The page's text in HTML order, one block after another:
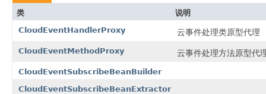
类
说明
CloudEventHandlerProxy
云事件处理类原型代理
CloudEventMethodProxy 云事件处理方法原型代
CloudEventSubscribeBeanBuilder
CloudEventSubscribeBeanExtractor